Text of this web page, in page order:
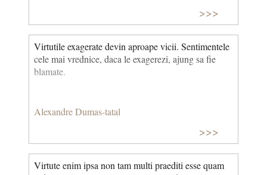
>>>
Virtutile exagerate devin aproape vicii. Sentimentele
cele mai vrednice, daca le exagerezi, ajung sa fie
blamate.
Alexandre Dumas-tatal
>>>
Virtute enim ipsa non tam multi praediti esse quam